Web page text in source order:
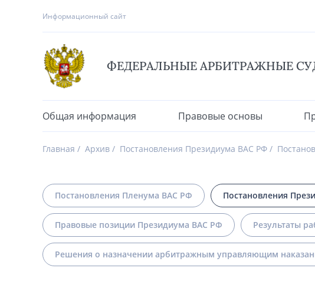
Информационный сайт
ФЕДЕРАЛЬНЫЕ АРБИТРАЖНЫЕ
Общая информация Правовые основы
Главная Архив Постановления Президиума ВАС РФ
Постановления Пленума ВАС РФ Постановления
Правовые позиции Президиума ВАС РФ Результаты
Решения о назначении арбитражным управляющим